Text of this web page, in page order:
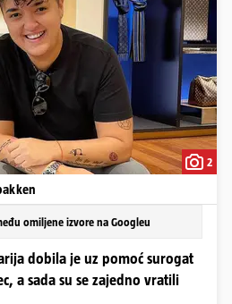
2
omiljene izvore na Googleu
dobila je uz pomoć surogat
a sada su se zajedno vratili